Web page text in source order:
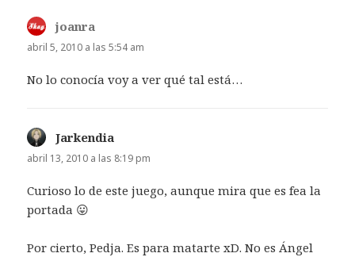
joanra
abril 5, 2010 a las 5:54 am
No lo conocía voy a ver qué tal está…
Jarkendia
abril 13, 2010 a las 8:19 pm
Curioso lo de este juego, aunque mira que es fea la
portada 😛
Por cierto, Pedja. Es para matarte xD. No es Ángel